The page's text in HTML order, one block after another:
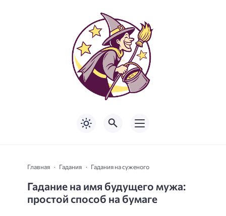
Главная Гадания Гадания на суженого
Гадание на имя будущего мужа:
простой способ на бумаге